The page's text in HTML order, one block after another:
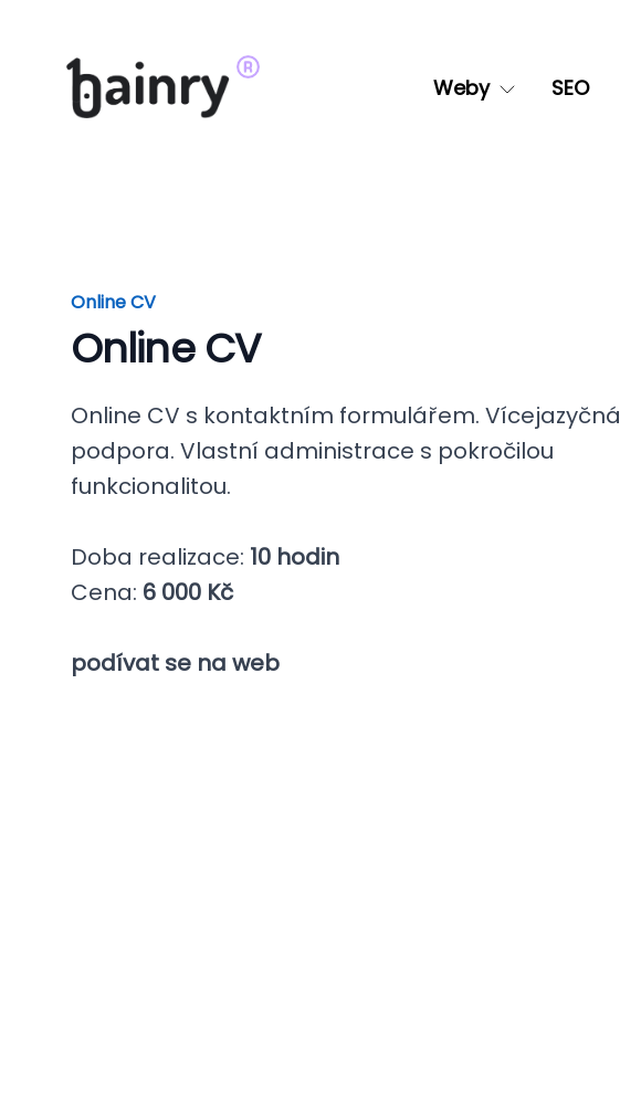
Weby SEO
Online CV
Online CV
Online CV s kontaktním formulářem. Vícejazyčná
podpora. Vlastní administrace s pokročilou
funkcionalitou.
Doba realizace: 10 hodin
Cena: 6 000 Kč
podívat se na web